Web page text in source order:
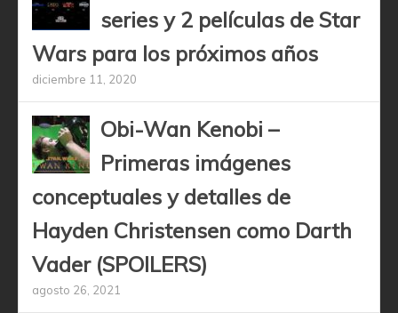
series y 2 películas de Star
Wars para los próximos años
diciembre 11, 2020
Obi-Wan Kenobi –
Primeras imágenes
conceptuales y detalles de
Hayden Christensen como Darth
Vader (SPOILERS)
agosto 26, 2021